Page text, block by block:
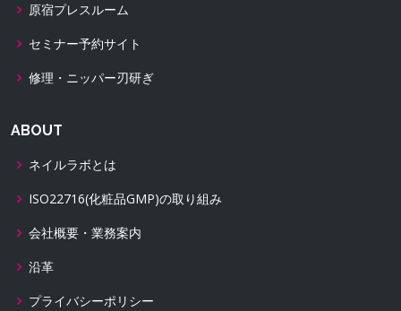
原宿プレスルーム
セミナー予約サイト
修理・ニッパー刃研ぎ
ABOUT
ネイルラボとは
ISO22716(化粧品GMP)の取り組み
会社概要・業務案内
沿革
プライバシーポリシー